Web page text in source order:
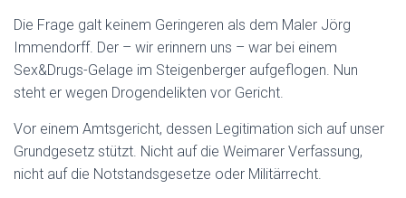
Die Frage galt keinem Geringeren als dem Maler Jörg
Immendorff. Der – wir erinnern uns – war bei einem
Sex&Drugs-Gelage im Steigenberger aufgeflogen. Nun
steht er wegen Drogendelikten vor Gericht.
Vor einem Amtsgericht, dessen Legitimation sich auf unser
Grundgesetz stützt. Nicht auf die Weimarer Verfassung,
nicht auf die Notstandsgesetze oder Militärrecht.